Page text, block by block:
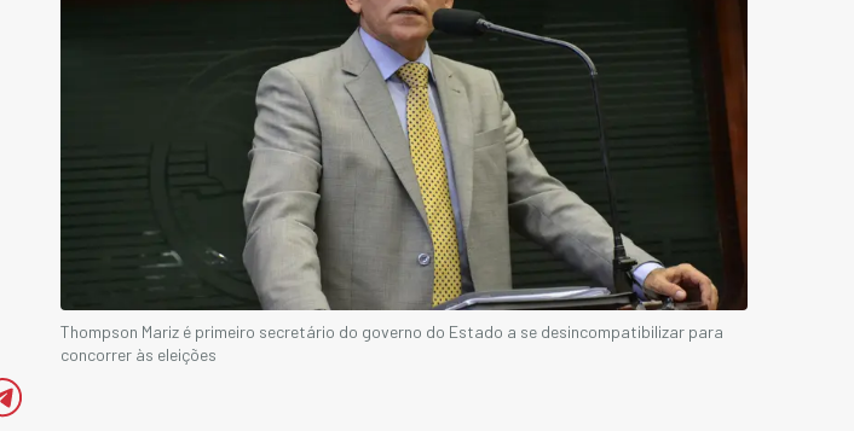
Thompson Mariz é primeiro secretário do governo do Estado a se desincompatibilizar para
concorrer às eleições